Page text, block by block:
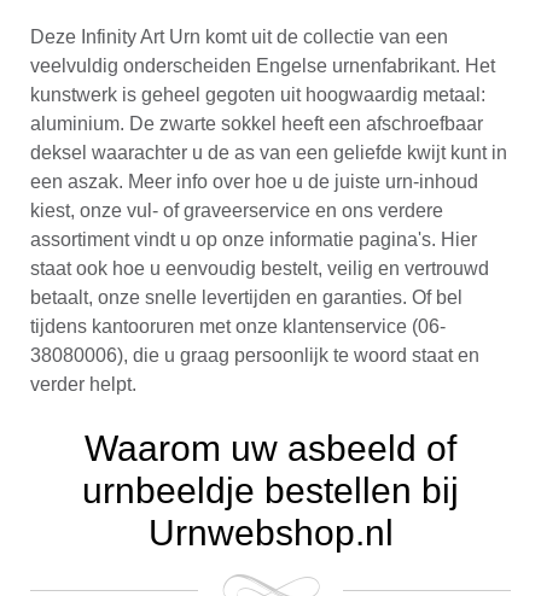
Deze Infinity Art Urn komt uit de collectie van een
veelvuldig onderscheiden Engelse urnenfabrikant. Het
kunstwerk is geheel gegoten uit hoogwaardig metaal:
aluminium. De zwarte sokkel heeft een afschroefbaar
deksel waarachter u de as van een geliefde kwijt kunt in
een aszak. Meer info over hoe u de juiste urn-inhoud
kiest, onze vul- of graveerservice en ons verdere
assortiment vindt u op onze informatie pagina's. Hier
staat ook hoe u eenvoudig bestelt, veilig en vertrouwd
betaalt, onze snelle levertijden en garanties. Of bel
tijdens kantooruren met onze klantenservice (06-
38080006), die u graag persoonlijk te woord staat en
verder helpt.
Waarom uw asbeeld of
urnbeeldje bestellen bij
Urnwebshop.nl